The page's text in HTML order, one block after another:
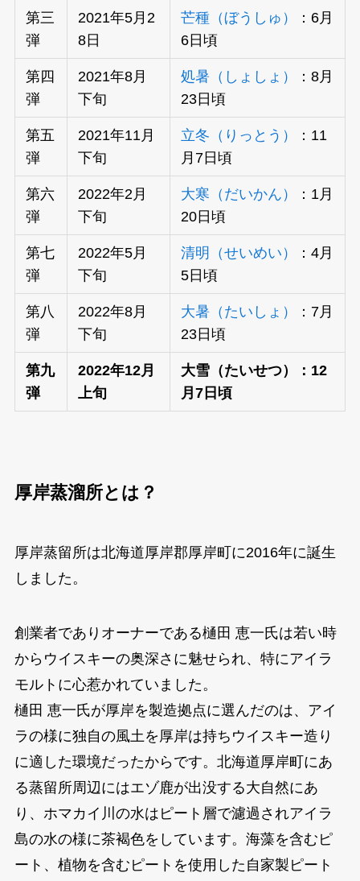
第三
弾
2021年5月2
8日
芒種（ぼうしゅ）
：6月
6日頃
第四
弾
2021年8月
下旬
処暑（しょしょ）
：8月
23日頃
第五
弾
2021年11月
下旬
立冬（りっとう）
：11
月7日頃
第六
弾
2022年2月
下旬
大寒（だいかん）
：1月
20日頃
第七
弾
2022年5月
下旬
清明（せいめい）
：4月
5日頃
第八
弾
2022年8月
下旬
大暑（たいしょ）
：7月
23日頃
第九
弾
2022年12月
上旬
大雪（たいせつ）：12
月7日頃
厚岸蒸溜所とは？
厚岸蒸留所は北海道厚岸郡厚岸町に2016年に誕生
しました。
創業者でありオーナーである樋田 恵一氏は若い時
からウイスキーの奥深さに魅せられ、特にアイラ
モルトに心惹かれていました。
樋田 恵一氏が厚岸を製造拠点に選んだのは、アイ
ラの様に独自の風土を厚岸は持ちウイスキー造り
に適した環境だったからです。北海道厚岸町にあ
る蒸留所周辺にはエゾ鹿が出没する大自然にあ
り、ホマカイ川の水はピート層で濾過されアイラ
島の水の様に茶褐色をしています。海藻を含むピ
ート、植物を含むピートを使用した自家製ピート